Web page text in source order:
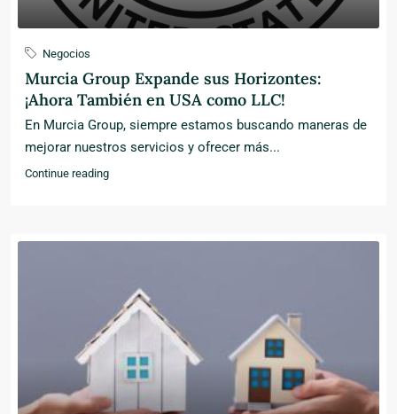
Negocios
Murcia Group Expande sus Horizontes:
¡Ahora También en USA como LLC!
En Murcia Group, siempre estamos buscando maneras de
mejorar nuestros servicios y ofrecer más...
Continue reading